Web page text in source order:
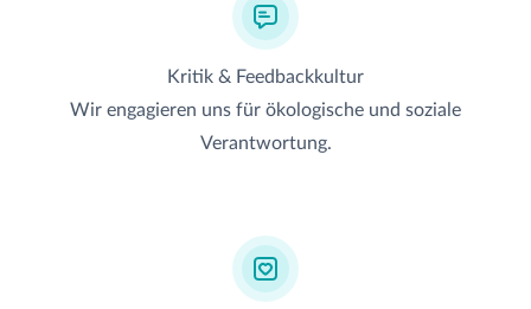
Kritik & Feedbackkultur
Wir engagieren uns für ökologische und soziale
Verantwortung.